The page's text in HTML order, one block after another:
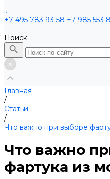
...
+7 495 783 93 58 +7 985 553
Поиск
Главная
/
Статьи
/
Что важно при выборе
Что важно
фартука из